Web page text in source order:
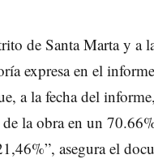
de Santa Marta y a
expresa en el
a la fecha del
la obra en un
asegura el